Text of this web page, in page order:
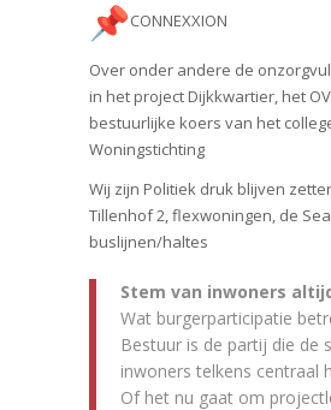
CONNEXXION
Over onder andere de
in het project Dijkkwartier, het
bestuurlijke koers van het
Woningstichting
Wij zijn Politiek druk blijven
Tillenhof 2, flexwoningen, de
buslijnen/haltes
Stem van inwoners
Wat burgerparticipatie
Bestuur is de partij die de
inwoners telkens centraal
Of het nu gaat om